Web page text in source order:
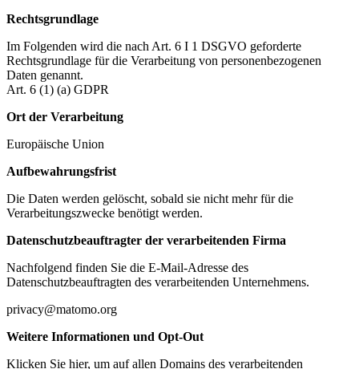
Rechtsgrundlage
Im Folgenden wird die nach Art. 6 I 1 DSGVO geforderte
Rechtsgrundlage für die Verarbeitung von personenbezogenen
Daten genannt.
Art. 6 (1) (a) GDPR
Ort der Verarbeitung
Europäische Union
Aufbewahrungsfrist
Die Daten werden gelöscht, sobald sie nicht mehr für die
Verarbeitungszwecke benötigt werden.
Datenschutzbeauftragter der verarbeitenden Firma
Nachfolgend finden Sie die E-Mail-Adresse des
Datenschutzbeauftragten des verarbeitenden Unternehmens.
privacy@matomo.org
Weitere Informationen und Opt-Out
Klicken Sie hier, um auf allen Domains des verarbeitenden